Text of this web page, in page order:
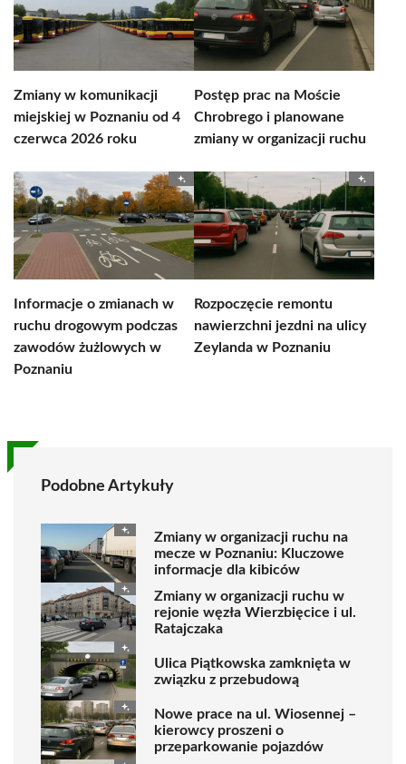
Zmiany w komunikacji
miejskiej w Poznaniu od 4
czerwca 2026 roku
Postęp prac na Moście
Chrobrego i planowane
zmiany w organizacji ruchu
Informacje o zmianach w
ruchu drogowym podczas
zawodów żużlowych w
Poznaniu
Rozpoczęcie remontu
nawierzchni jezdni na ulicy
Zeylanda w Poznaniu
Podobne Artykuły
Zmiany w organizacji ruchu na
mecze w Poznaniu: Kluczowe
informacje dla kibiców
Zmiany w organizacji ruchu w
rejonie węzła Wierzbięcice i ul.
Ratajczaka
Ulica Piątkowska zamknięta w
związku z przebudową
Nowe prace na ul. Wiosennej –
kierowcy proszeni o
przeparkowanie pojazdów